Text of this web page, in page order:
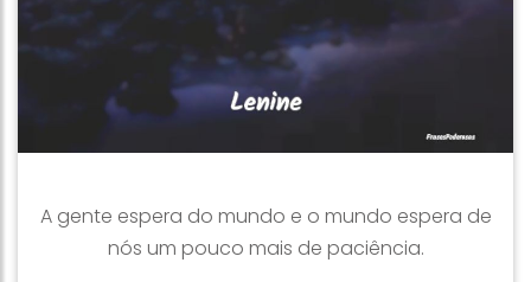
A gente espera do mundo e o mundo espera de
nós um pouco mais de paciência.